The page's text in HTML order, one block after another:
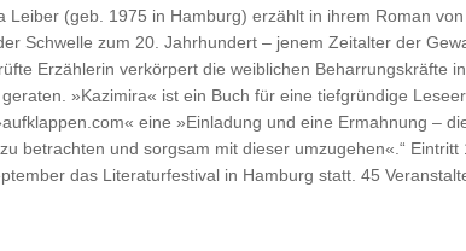
(geb. 1975 in Hamburg) erzählt in ihrem Roman
Schwelle zum 20. Jahrhundert – jenem Zeitalter der
Erzählerin verkörpert die weiblichen Beharrungskräfte
»Kazimira« ist ein Buch für eine tiefgründige
eine »Einladung und eine Ermahnung –
betrachten und sorgsam mit dieser umzugehen«.“
das Literaturfestival in Hamburg statt. 45